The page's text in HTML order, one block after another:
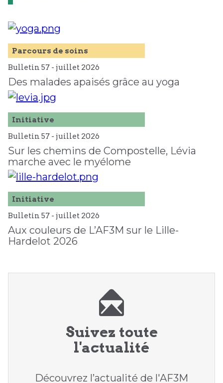
Parcours de soins
Bulletin 57 - juillet 2026
Des malades apaisés grâce au yoga
Initiative
Bulletin 57 - juillet 2026
Sur les chemins de Compostelle, Lévia
marche avec le myélome
Initiative
Bulletin 57 - juillet 2026
Aux couleurs de L’AF3M sur le Lille-
Hardelot 2026
Suivez toute
l'actualité
Découvrez l’actualité de l'AF3M